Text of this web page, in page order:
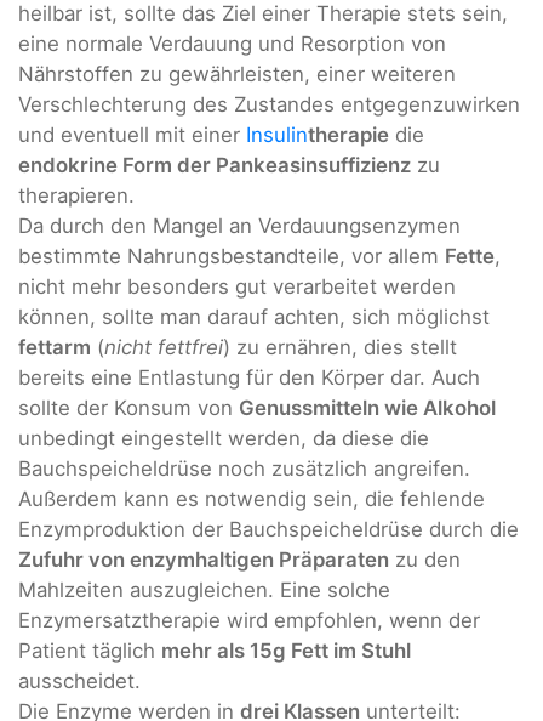
heilbar ist, sollte das Ziel einer Therapie stets sein,
eine normale Verdauung und Resorption von
Nährstoffen zu gewährleisten, einer weiteren
Verschlechterung des Zustandes entgegenzuwirken
und eventuell mit einer Insulintherapie die
endokrine Form der Pankeasinsuffizienz zu
therapieren.
Da durch den Mangel an Verdauungsenzymen
bestimmte Nahrungsbestandteile, vor allem Fette,
nicht mehr besonders gut verarbeitet werden
können, sollte man darauf achten, sich möglichst
fettarm (nicht fettfrei) zu ernähren, dies stellt
bereits eine Entlastung für den Körper dar. Auch
sollte der Konsum von Genussmitteln wie Alkohol
unbedingt eingestellt werden, da diese die
Bauchspeicheldrüse noch zusätzlich angreifen.
Außerdem kann es notwendig sein, die fehlende
Enzymproduktion der Bauchspeicheldrüse durch die
Zufuhr von enzymhaltigen Präparaten zu den
Mahlzeiten auszugleichen. Eine solche
Enzymersatztherapie wird empfohlen, wenn der
Patient täglich mehr als 15g Fett im Stuhl
ausscheidet.
Die Enzyme werden in drei Klassen unterteilt: